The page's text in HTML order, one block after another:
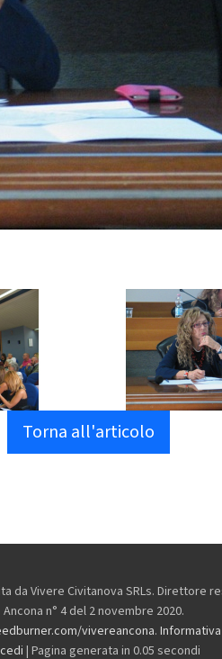
Torna all'articolo
daVivere Civitanova SRLs. Direttore
Ancona n° 4 del 2 novembre 2020.
vivereancona.
| Pagina generata in 0.05 secondi